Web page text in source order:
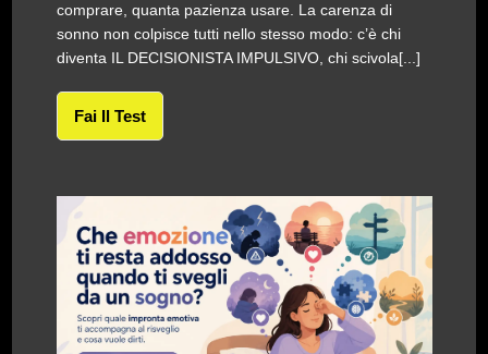
comprare, quanta pazienza usare. La carenza di
sonno non colpisce tutti nello stesso modo: c’è chi
diventa IL DECISIONISTA IMPULSIVO, chi scivola[...]
Fai Il Test